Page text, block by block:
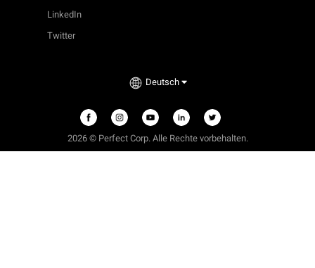
LinkedIn
Twitter
Deutsch
2026 © Perfect Corp. Alle Rechte vorbehalten.